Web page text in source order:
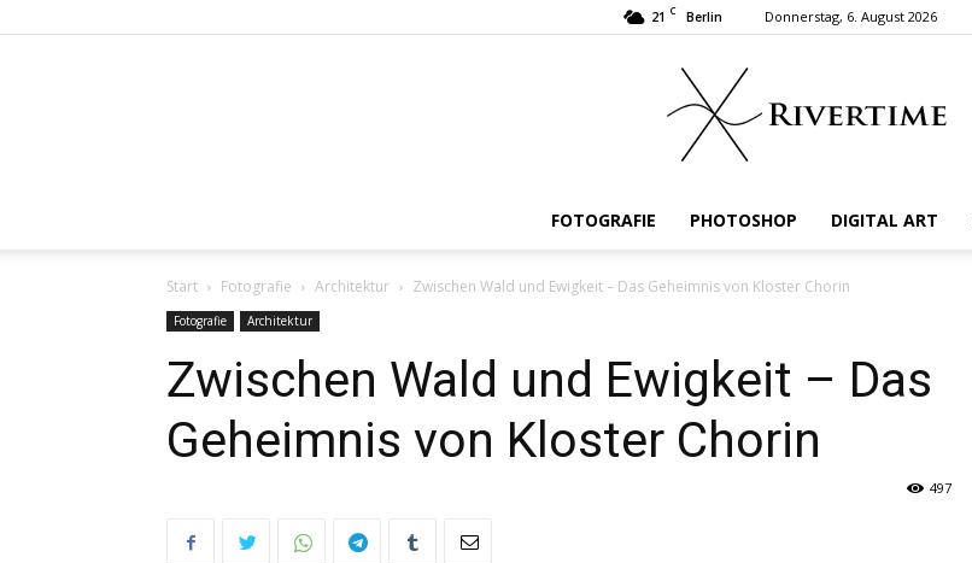
21 C Berlin Donnerstag, 6. August 2026
FOTOGRAFIE PHOTOSHOP DIGITAL ART
Start Fotografie Architektur Zwischen Wald und Ewigkeit – Das Geheimnis von Kloster Chorin
Fotografie Architektur
Zwischen Wald und Ewigkeit – Das
Geheimnis von Kloster Chorin
497